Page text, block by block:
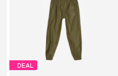
DEAL